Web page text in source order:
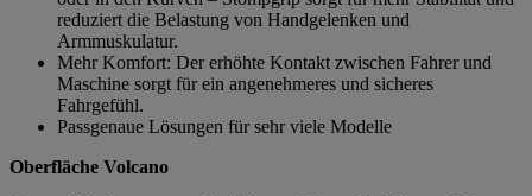
reduziert die Belastung von Handgelenken und
Armmuskulatur.
Mehr Komfort: Der erhöhte Kontakt zwischen Fahrer und
Maschine sorgt für ein angenehmeres und sicheres
Fahrgefühl.
Passgenaue Lösungen für sehr viele Modelle
Oberfläche Volcano